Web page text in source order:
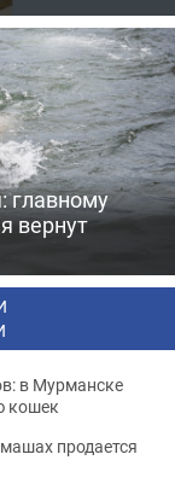
главному
вернут
в Мурманске
кошек
продается